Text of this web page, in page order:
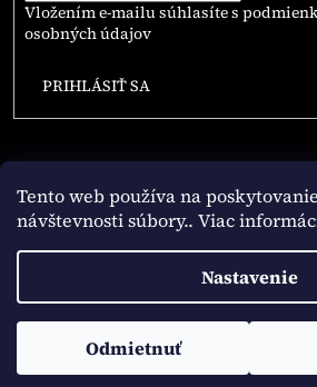
Tento web používa na
návštevnosti súbory.. Viac
Nastavenie
Odmietnuť
Vložením e-mailu súhlasíte s
osobných údajov
PRIHLÁSIŤ SA
Copyright 2026NAJLEPSIE.COFFEE.
Upraviť nastavenie